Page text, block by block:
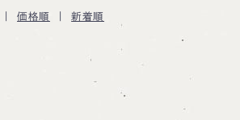
|価格順 |新着順